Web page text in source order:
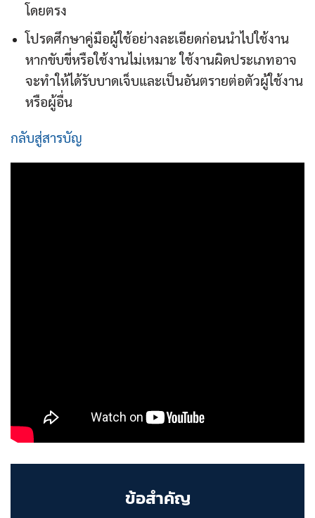
โดยตรง
โปรดศึกษาคู่มือผู้ใช้อย่างละเอียดก่อนนำไปใช้งาน
หากขับขี่หรือใช้งานไม่เหมาะ ใช้งานผิดประเภทอาจ
จะทำให้ได้รับบาดเจ็บและเป็นอันตรายต่อตัวผู้ใช้งาน
หรือผู้อื่น
กลับสู่สารบัญ
ข้อสำคัญ